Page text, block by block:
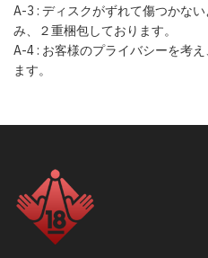
A-3 : ディスクがずれて傷つかな
み、２重梱包しております。
A-4 : お客様のプライバシーを考
ます。